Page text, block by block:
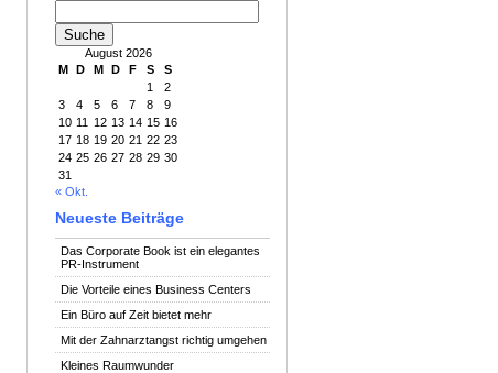
August 2026
M D M D F S
S
1
2
3
4 5 6 7 8
9
10 11 12 13 14 15 16
17 18 19 20 21 22 23
24 25 26 27 28 29 30
31
« Okt.
Neueste Beiträge
Das Corporate Book ist ein elegantes
PR-Instrument
Die Vorteile eines Business Centers
Ein Büro auf Zeit bietet mehr
Mit der Zahnarztangst richtig umgehen
Kleines Raumwunder